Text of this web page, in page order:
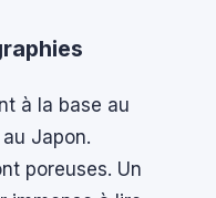
à la base au
Japon.
poreuses. Un